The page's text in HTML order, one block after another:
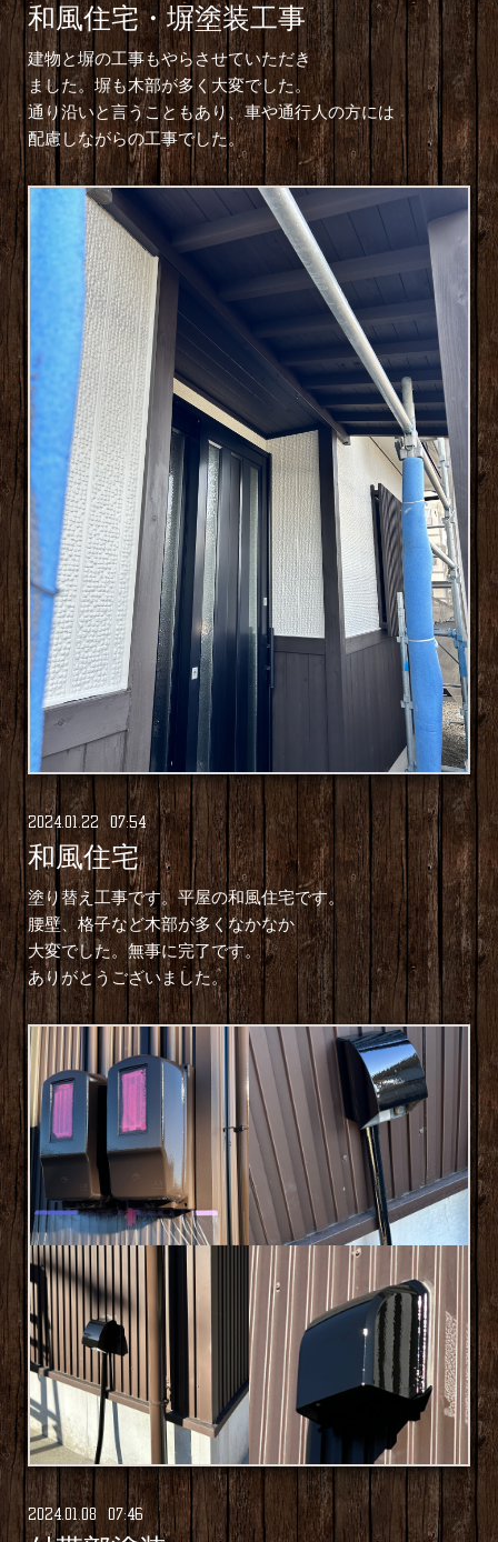
和風住宅・塀塗装工事
建物と塀の工事もやらさせていただき
ました。塀も木部が多く大変でした。
通り沿いと言うこともあり、車や通行人の方には
配慮しながらの工事でした。
2024.01.22 07:54
和風住宅
塗り替え工事です。平屋の和風住宅です。
腰壁、格子など木部が多くなかなか
大変でした。無事に完了です。
ありがとうございました。
2024.01.08 07:46